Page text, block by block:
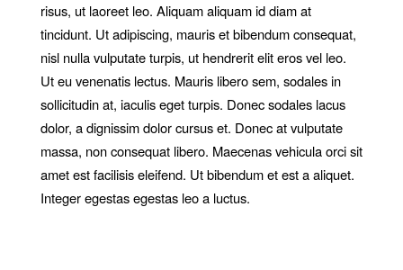
risus, ut laoreet leo. Aliquam aliquam id diam at
tincidunt. Ut adipiscing, mauris et bibendum consequat,
nisl nulla vulputate turpis, ut hendrerit elit eros vel leo.
Ut eu venenatis lectus. Mauris libero sem, sodales in
sollicitudin at, iaculis eget turpis. Donec sodales lacus
dolor, a dignissim dolor cursus et. Donec at vulputate
massa, non consequat libero. Maecenas vehicula orci sit
amet est facilisis eleifend. Ut bibendum et est a aliquet.
Integer egestas egestas leo a luctus.